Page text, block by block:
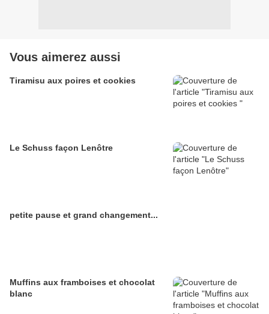
Vous aimerez aussi
Tiramisu aux poires et cookies
Le Schuss façon Lenôtre
petite pause et grand changement...
Muffins aux framboises et chocolat
blanc